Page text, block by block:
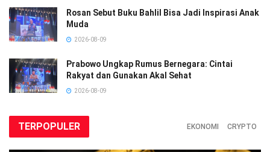
Rosan Sebut Buku Bahlil Bisa Jadi Inspirasi Anak
Muda
2026-08-09
Prabowo Ungkap Rumus Bernegara: Cintai
Rakyat dan Gunakan Akal Sehat
2026-08-09
TERPOPULER EKONOMI CRYPTO